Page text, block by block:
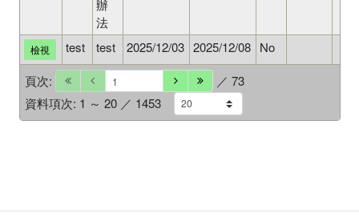
辦
法
檢視 test test 2025/12/03 2025/12/08 No
頁次:
／ 73
資料項次: 1 ～ 20 ／ 1453